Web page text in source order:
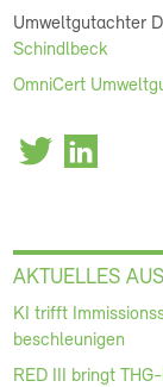
Umweltgutachter
Schindlbeck
OmniCert
AKTUELLES
KI trifft
beschleunigen
RED III bringt